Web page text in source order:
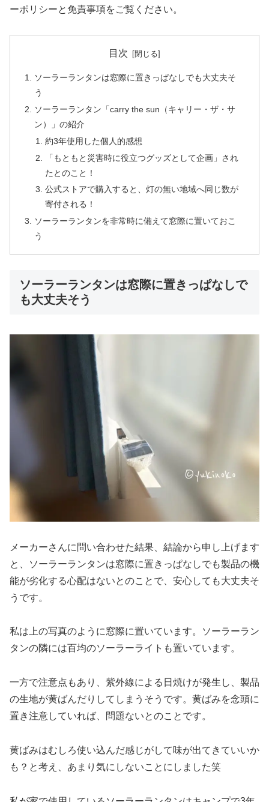
ーポリシーと免責事項をご覧ください。
目次
ソーラーランタンは窓際に置きっぱなしでも大丈夫そ
う
ソーラーランタン「carry the sun（キャリー・ザ・サ
ン）」の紹介
約3年使用した個人的感想
「もともと災害時に役立つグッズとして企画」され
たとのこと！
公式ストアで購入すると、灯の無い地域へ同じ数が
寄付される！
ソーラーランタンを非常時に備えて窓際に置いておこ
う
ソーラーランタンは窓際に置きっぱなしで
も大丈夫そう
メーカーさんに問い合わせた結果、結論から申し上げます
と、ソーラーランタンは窓際に置きっぱなしでも製品の機
能が劣化する心配はないとのことで、安心しても大丈夫そ
うです。
私は上の写真のように窓際に置いています。ソーラーラン
タンの隣には百均のソーラーライトも置いています。
一方で注意点もあり、紫外線による日焼けが発生し、製品
の生地が黄ばんだりしてしまうそうです。黄ばみを念頭に
置き注意していれば、問題ないとのことです。
黄ばみはむしろ使い込んだ感じがして味が出てきていいか
も？と考え、あまり気にしないことにしました笑